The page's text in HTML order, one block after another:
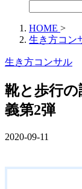
HOME >
生き方コン
生き方コンサル
靴と歩行
義第2弾
2020-09-11